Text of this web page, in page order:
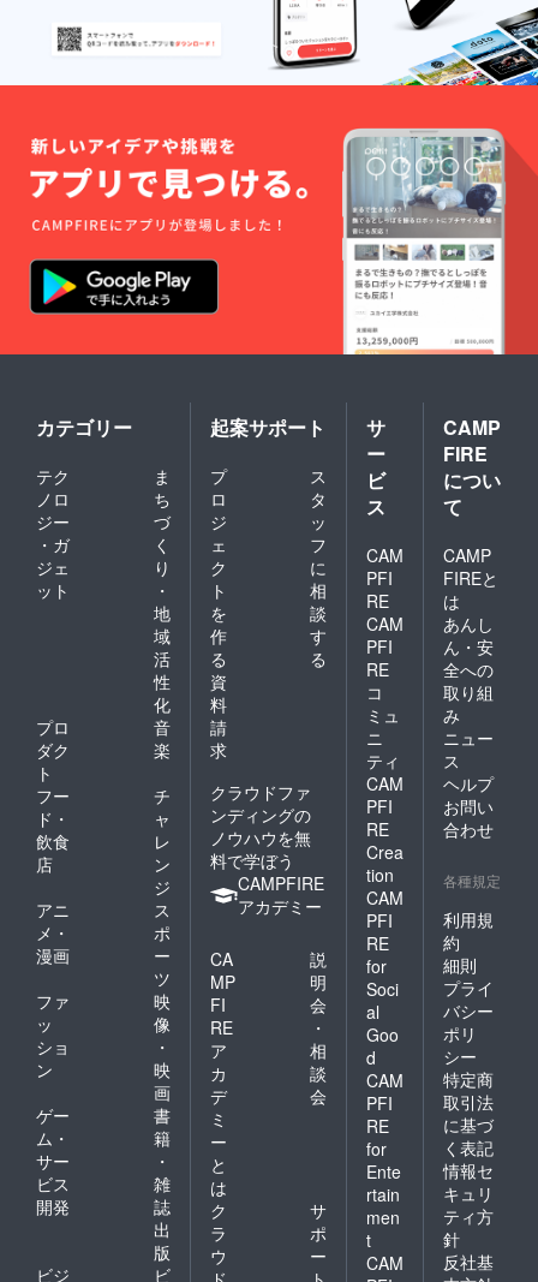
カテゴリー
テク
ノロ
ジー
・ガ
ジェ
ット
ま
ち
づ
く
り
・
地
域
活
性
化
プロ
ダク
ト
音
楽
フー
ド・
飲食
店
チ
ャ
レ
ン
ジ
アニ
メ・
漫画
ス
ポ
ー
ツ
ファ
ッ
ショ
ン
映
像
・
映
画
ゲー
ム・
サー
ビス
開発
書
籍
・
雑
誌
出
版
ビジ
ビ
起案サポート
プ
ロ
ジ
ェ
ク
ト
を
作
る
ス
タ
ッ
フ
に
相
談
す
る
資
料
請
求
クラウドファ
ンディングの
ノウハウを無
料で学ぼう
CAMPFIRE
アカデミー
CA
MP
FI
RE
ア
カ
デ
ミ
ー
と
は
説
明
会
・
相
談
会
ク
ラ
ウ
サ
ポ
ー
サ
ー
ビ
ス
CAM
PFI
RE
CAM
PFI
RE
コ
ミュ
ニ
ティ
CAM
PFI
RE
Crea
tion
CAM
PFI
RE
for
Soci
al
Goo
d
CAM
PFI
RE
for
Ente
rtain
men
t
CAM
CAMP
FIRE
につい
て
CAMP
FIREと
は
あんし
ん・安
全への
取り組
み
ニュー
ス
ヘルプ
お問い
合わせ
各種規定
利用規
約
細則
プライ
バシー
ポリ
シー
特定商
取引法
に基づ
く表記
情報セ
キュリ
ティ方
針
反社基